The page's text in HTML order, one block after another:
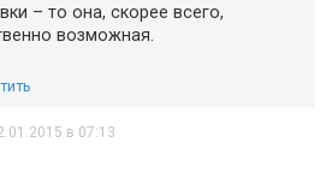
– то она, скорее всего,
возможная.
в 07:13